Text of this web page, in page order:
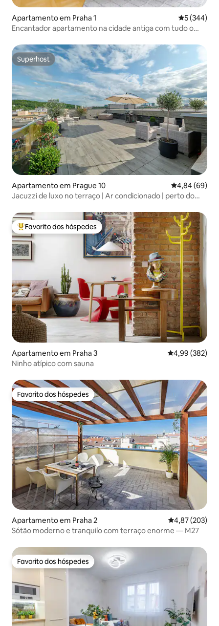
Apartamento em Praha 1
5 (344)
Encantador apartamento na cidade antiga com tudo o
Superhost
Superhost
Apartamento em Prague 10 Classificação
4,84 (69)
Jacuzzi de luxo no terraço | Ar condicionado | perto do
Favoritos dos hóspedes mais apreciados
Favorito dos hóspedes
Apartamento em Praha 3 Classificação
4,99 (382)
Ninho atípico com sauna
Favorito dos hóspedes
Favorito dos hóspedes
Apartamento em Praha 2 Classificação
4,87 (203)
Sótão moderno e tranquilo com terraço enorme — M27
Favorito dos hóspedes
Favorito dos hóspedes